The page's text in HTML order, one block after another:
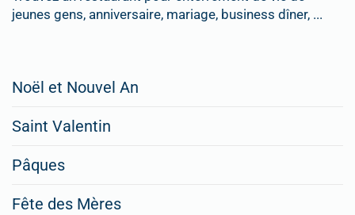
jeunes gens, anniversaire, mariage, business dîner, ...
Noël et Nouvel An
Saint Valentin
Pâques
Fête des Mères